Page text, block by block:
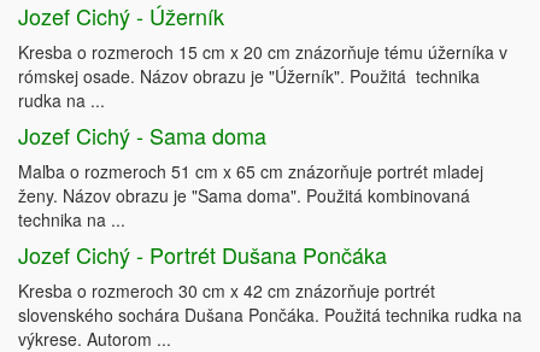
Jozef Cichý - Úžerník
Kresba o rozmeroch 15 cm x 20 cm znázorňuje tému úžerníka v
rómskej osade. Názov obrazu je "Úžerník". Použitá technika
rudka na ...
Jozef Cichý - Sama doma
Maľba o rozmeroch 51 cm x 65 cm znázorňuje portrét mladej
ženy. Názov obrazu je "Sama doma". Použitá kombinovaná
technika na ...
Jozef Cichý - Portrét Dušana Pončáka
Kresba o rozmeroch 30 cm x 42 cm znázorňuje portrét
slovenského sochára Dušana Pončáka. Použitá technika rudka na
výkrese. Autorom ...